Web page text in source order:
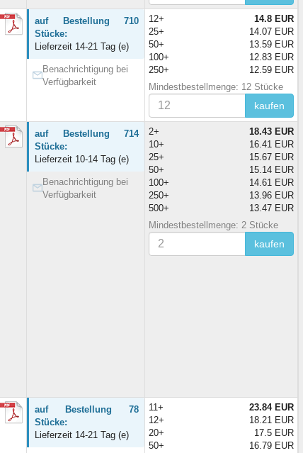
auf Bestellung 710
Stücke:
Lieferzeit 14-21 Tag (e)
Benachrichtigung bei
Verfügbarkeit
12+
14.8 EUR
25+
14.07 EUR
50+
13.59 EUR
100+
12.83 EUR
250+
12.59 EUR
Mindestbestellmenge: 12 Stücke
kaufen
auf Bestellung 714
Stücke:
Lieferzeit 10-14 Tag (e)
Benachrichtigung bei
Verfügbarkeit
2+
18.43 EUR
10+
16.41 EUR
25+
15.67 EUR
50+
15.14 EUR
100+
14.61 EUR
250+
13.96 EUR
500+
13.47 EUR
Mindestbestellmenge: 2 Stücke
kaufen
auf Bestellung 78
Stücke:
Lieferzeit 14-21 Tag (e)
11+
23.84 EUR
12+
18.21 EUR
20+
17.5 EUR
50+
16.79 EUR